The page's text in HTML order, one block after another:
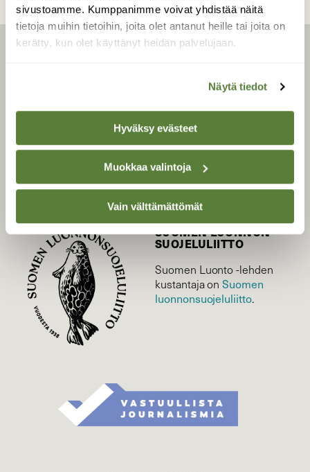
sivustoamme. Kumppanimme voivat yhdistää näitä
tietoja muihin tietoihin, joita olet antanut heille tai joita on
kerätty, kun olet käyttänyt heidän palvelujaan.
Näytä tiedot
Hyväksy evästeet
Muokkaa valintoja
Vain välttämättömät
Tilaa digilukuoikeus
Äänestä parasta juttua
Tilaa uutiskirje
SUOMEN LUONNON­
SUOJELU­LIITTO
Suomen Luonto -lehden
kustantaja onSuomen
luonnonsuojelu­liitto.